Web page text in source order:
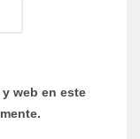
web en este